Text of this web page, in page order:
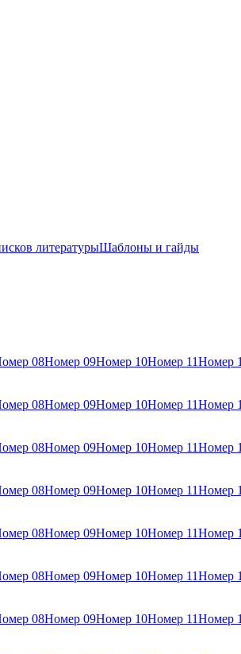
литературыШаблоны и гайды
08Номер 09Номер 10Номер 11Номер
08Номер 09Номер 10Номер 11Номер
08Номер 09Номер 10Номер 11Номер
08Номер 09Номер 10Номер 11Номер
08Номер 09Номер 10Номер 11Номер
08Номер 09Номер 10Номер 11Номер
08Номер 09Номер 10Номер 11Номер